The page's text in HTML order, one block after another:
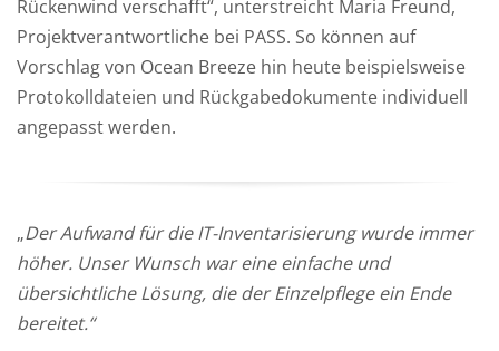
Rückenwind verschafft“, unterstreicht Maria Freund,
Projektverantwortliche bei PASS. So können auf
Vorschlag von Ocean Breeze hin heute beispielsweise
Protokolldateien und Rückgabedokumente individuell
angepasst werden.
„Der Aufwand für die IT-Inventarisierung wurde immer
höher. Unser Wunsch war eine einfache und
übersichtliche Lösung, die der Einzelpflege ein Ende
bereitet.“